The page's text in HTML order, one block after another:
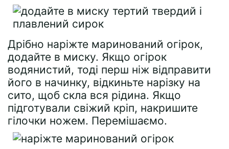
Дрібно наріжте маринований огірок,
додайте в миску. Якщо огірок
водянистий, тоді перш ніж відправити
його в начинку, відкиньте нарізку на
сито, щоб скла вся рідина. Якщо
підготували свіжий кріп, накришите
гілочки ножем. Перемішаємо.